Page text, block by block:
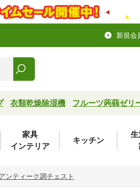
新規会
衣類乾燥除湿機 フルーツ蒟蒻ゼリ
家具
インテリア
キッチン
生
ンティーク調チェスト